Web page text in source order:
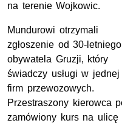
na terenie Wojkowic.
Mundurowi otrzymali
zgłoszenie od 30-letniego
obywatela Gruzji, który
świadczy usługi w jednej
firm przewozowych.
Przestraszony kierowca
zamówiony kurs na ulicę